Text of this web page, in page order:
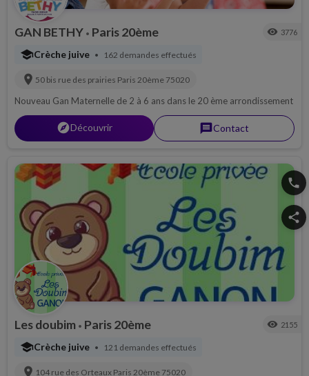
GAN BETHY • Paris 20ème visibility 3776
schoolCrèche juive • 162 demandes effectués
location_on 50 bis rue des prairies Paris 20ème 75020
Nouveau Gan Maternelle de 2 à 6 ans dans le 20 ème arrondissement
explorerDécouvrir messageContact
phone
share
Les doubim • Paris 20ème visibility 2155
schoolCrèche juive • 121 demandes effectués
location_on 104 rue des Orteaux Paris 20ème 75020